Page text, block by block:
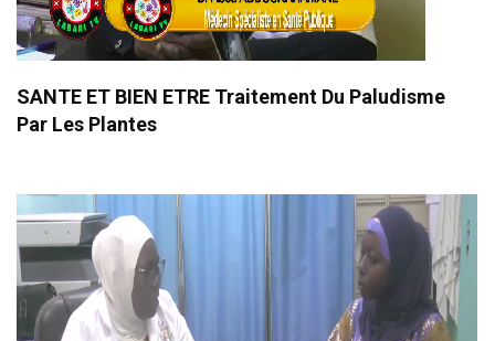
SANTE ET BIEN ETRE Traitement Du Paludisme
Par Les Plantes